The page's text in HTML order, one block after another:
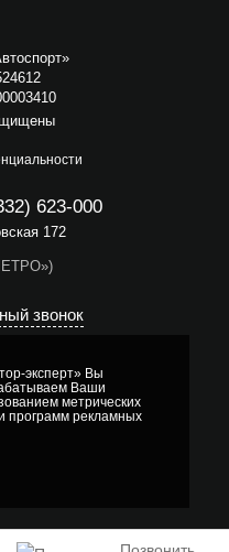
эксперт» Вы
Ваши
метрических
программ рекламных
623-000
172
звонок